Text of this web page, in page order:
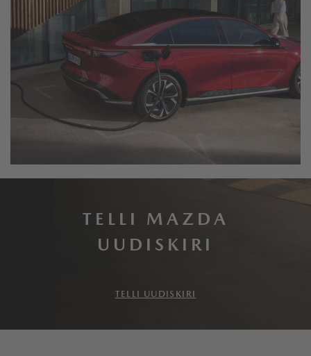
TELLI MAZDA
UUDISKIRI
TELLI UUDISKIRI